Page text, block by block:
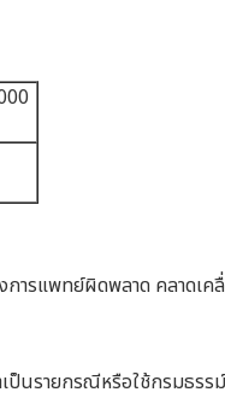
การแพทย์ผิดพลาด คลาดเ
ป็นรายกรณีหรือใช้กรมธรร